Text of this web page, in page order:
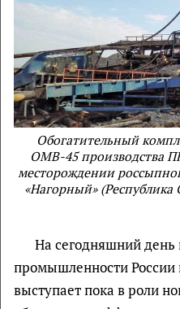
Обогатительный
ОМВ-45 производства
месторождении
«Нагорный»
На сегодняшний
промышленности России
выступает пока в роли